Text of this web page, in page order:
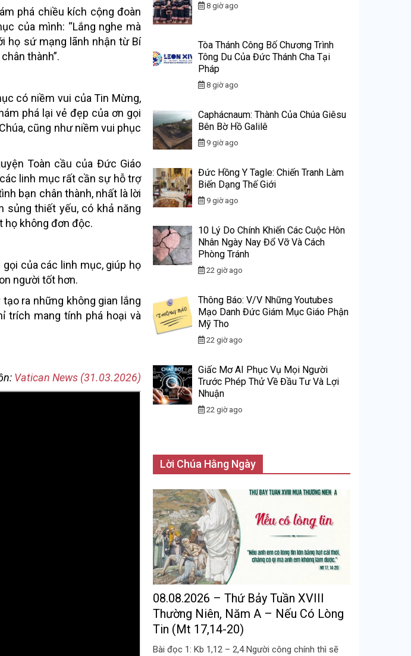
phá chiều kích cộng đoàn
của mình: “Lắng nghe mà
họ sứ mạng lãnh nhận từ Bí
thành”.
có niềm vui của Tin Mừng,
phá lại vẻ đẹp của ơn gọi
cũng như niềm vui phục
Toàn cầu của Đức Giáo
linh mục rất cần sự hỗ trợ
bạn chân thành, nhất là lời
sủng thiết yếu, có khả năng
họ không đơn độc.
của các linh mục, giúp họ
người tốt hơn.
ra những không gian lắng
trích mang tính phá hoại và
Vatican News (31.03.2026)
8 giờ ago
Tòa Thánh Công Bố Chương Trình
Tông Du Của Đức Thánh Cha Tại
Pháp
8 giờ ago
Caphácnaum: Thành Của Chúa Giêsu
Bên Bờ Hồ Galilê
9 giờ ago
Đức Hồng Y Tagle: Chiến Tranh Làm
Biến Dạng Thế Giới
9 giờ ago
10 Lý Do Chính Khiến Các Cuộc Hôn
Nhân Ngày Nay Đổ Vỡ Và Cách
Phòng Tránh
22 giờ ago
Thông Báo: V/v Những Youtubes
Mạo Danh Đức Giám Mục Giáo Phận
Mỹ Tho
22 giờ ago
Giấc Mơ AI Phục Vụ Mọi Người
Trước Phép Thử Về Đầu Tư Và Lợi
Nhuận
22 giờ ago
Lời Chúa Hằng Ngày
08.08.2026 – Thứ Bảy Tuần XVIII
Thường Niên, Năm A – Nếu Có Lòng
Tin (Mt 17,14-20)
Bài đọc 1: Kb 1,12 – 2,4 Người công chính thì sẽ